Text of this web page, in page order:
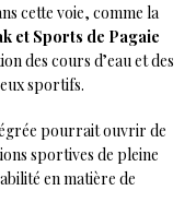
cette voie, comme la
et Sports de Pagaie
des cours d’eau et des
sportifs.
pourrait ouvrir de
sportives de pleine
en matière de